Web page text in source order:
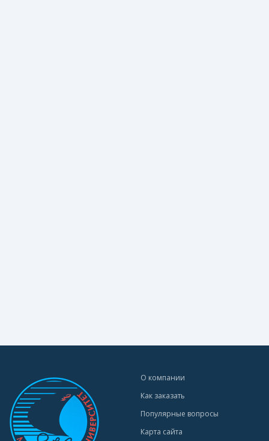
О компании
Как заказать
Популярные вопросы
Карта сайта